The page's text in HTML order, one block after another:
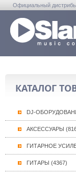
Официальный
КАТАЛОГ
DJ-
АКСЕССУАРЫ
ГИТАРНОЕ
ГИТАРЫ (4367)